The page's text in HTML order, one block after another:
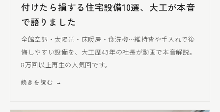
付けたら損する住宅設備10選、大工が本音
で語りました
全館空調・太陽光・床暖房・食洗機…維持費や手入れで後
悔しやすい設備を、大工歴43年の社長が動画で本音解説。
8万回以上再生の人気回です。
続きを読む →